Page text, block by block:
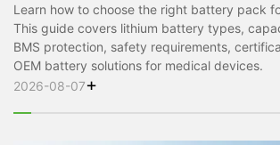
Learn how to choose the right battery pack
This guide covers lithium battery types,
BMS protection, safety requirements,
OEM battery solutions for medical devices.
2026-08-07+